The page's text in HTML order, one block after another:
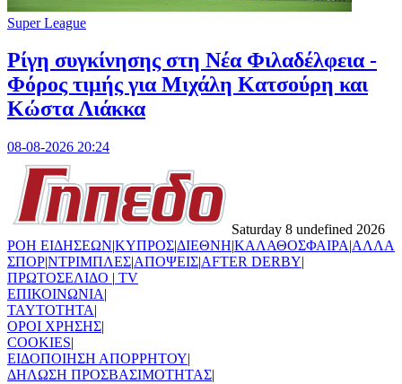
Super League
Ρίγη συγκίνησης στη Νέα Φιλαδέλφεια -
Φόρος τιμής για Μιχάλη Κατσούρη και
Κώστα Λιάκκα
08-08-2026 20:24
Saturday 8 undefined 2026
ΡΟΗ ΕΙΔΗΣΕΩΝ|ΚΥΠΡΟΣ|ΔΙΕΘΝΗ|ΚΑΛΑΘΟΣΦΑΙΡΑ|ΑΛΛΑ
ΣΠΟΡ|ΝΤΡΙΜΠΛΕΣ|ΑΠΟΨΕΙΣ|AFTER DERBY|
ΠΡΩΤΟΣΕΛΙΔΟ | TV
ΕΠΙΚΟΙΝΩΝΙΑ|
TAYTOTHTA|
ΟΡΟΙ ΧΡΗΣΗΣ|
COOKIES|
ΕΙΔΟΠΟΙΗΣΗ ΑΠΟΡΡΗΤΟΥ|
ΔΗΛΩΣΗ ΠΡΟΣΒΑΣΙΜΟΤΗΤΑΣ|